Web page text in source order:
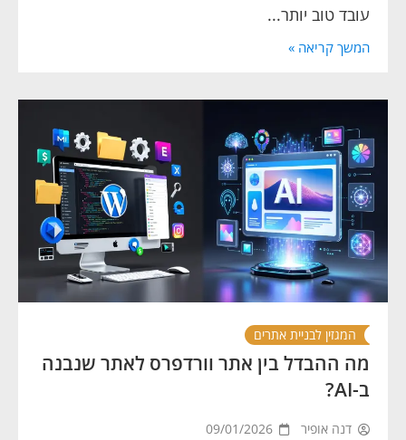
עובד טוב יותר...
המשך קריאה »
המגזין לבניית אתרים
מה ההבדל בין אתר וורדפרס לאתר שנבנה
ב-AI?
דנה אופיר 09/01/2026